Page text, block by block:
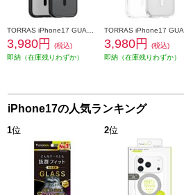
3,980円
(税込)
即納（在庫残りわずか）
3,980円
(税込)
即納（在庫残りわずか）
iPhone17の人気ランキング
1位 2位